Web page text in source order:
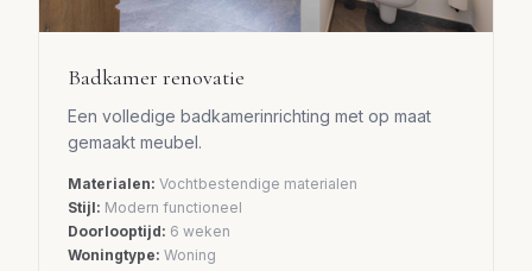
Badkamer renovatie
Een volledige badkamerinrichting met op maat
gemaakt meubel.
Materialen: Vochtbestendige materialen
Stijl: Modern functioneel
Doorlooptijd: 6 weken
Woningtype: Woning